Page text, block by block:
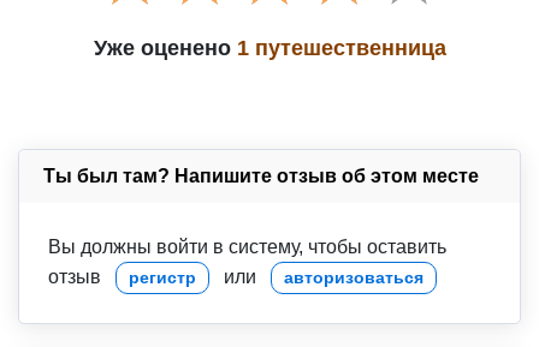
Уже оценено 1 путешественница
Ты был там? Напишите отзыв об этом месте
Вы должны войти в систему, чтобы оставить
отзыв
регистр или авторизоваться